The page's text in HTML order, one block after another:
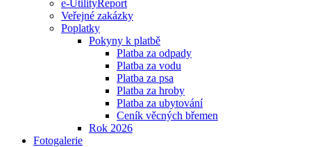
e-UtilityReport
Veřejné zakázky
Poplatky
Pokyny k platbě
Platba za odpady
Platba za vodu
Platba za psa
Platba za hroby
Platba za ubytování
Ceník věcných břemen
Rok 2026
Fotogalerie